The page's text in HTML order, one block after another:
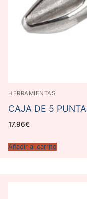
HERRAMIENTAS
CAJA DE 5
17.96€
Añadir al carrito